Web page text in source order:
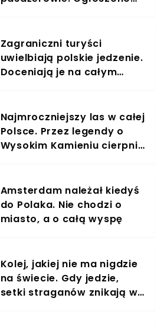
Zagraniczni turyści
uwielbiają polskie jedzenie.
Doceniają je na całym
Najmroczniejszy las w całej
Polsce. Przez legendy o
Wysokim Kamieniu cierpnie
Amsterdam należał kiedyś
do Polaka. Nie chodzi o
miasto, a o całą wyspę
Kolej, jakiej nie ma nigdzie
na świecie. Gdy jedzie,
setki straganów znikają w